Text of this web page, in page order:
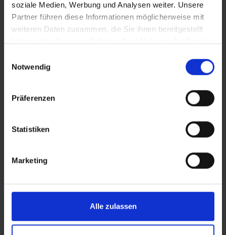
soziale Medien, Werbung und Analysen weiter. Unsere
Partner führen diese Informationen möglicherweise mit
weiteren Daten zusammen, die Sie ihnen bereitgestellt
Notwendig
Präferenzen
Statistiken
Marketing
Alle zulassen
© LOTTO Sachsen-Anhalt